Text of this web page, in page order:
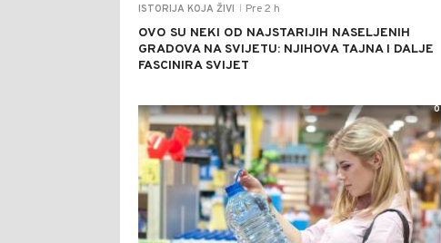
ISTORIJA KOJA ŽIVI Pre 2 h
OVO SU NEKI OD NAJSTARIJIH NASELJENIH
GRADOVA NA SVIJETU: NJIHOVA TAJNA I DALJE
FASCINIRA SVIJET
0